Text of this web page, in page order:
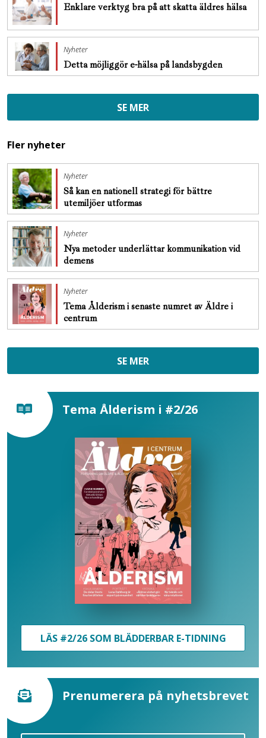
Enklare verktyg bra på att skatta äldres hälsa
Nyheter
Detta möjliggör e-hälsa på landsbygden
SE MER
Fler nyheter
Nyheter
Så kan en nationell strategi för bättre
utemiljöer utformas
Nyheter
Nya metoder underlättar kommunikation vid
demens
Nyheter
Tema Ålderism i senaste numret av Äldre i
centrum
SE MER
Tema Ålderism i #2/26
LÄS #2/26 SOM BLÄDDERBAR E-TIDNING
Prenumerera på nyhetsbrevet